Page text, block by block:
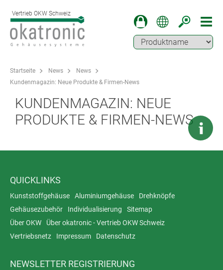
Vertrieb OKW Schweiz
Startseite News
News
Kundenmagazin: Neue Produkte & Firmen-News
KUNDENMAGAZIN: NEUE
PRODUKTE & FIRMEN-NEWS
QUICKLINKS
Kunststoffgehäuse Aluminiumgehäuse
Drehknöpfe
Gehäusezubehör
Individualisierung
Sitemap
Über OKW
Über okatronic - Vertrieb OKW Schweiz
Vertriebsnetz
Impressum Datenschutz
NEWSLETTER REGISTRIERUNG